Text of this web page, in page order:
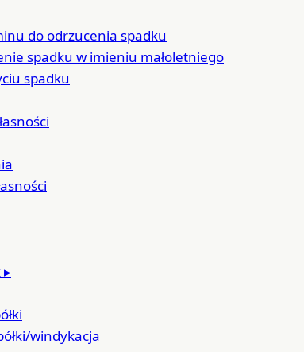
do odrzucenia spadku
spadku w imieniu małoletniego
spadku
▸
windykacja